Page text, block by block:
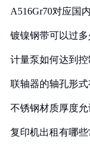
A516Gr70对应国
镀镍钢带可以过
计量泵如何达到
联轴器的轴孔形
不锈钢材质厚度
复印机出租有哪